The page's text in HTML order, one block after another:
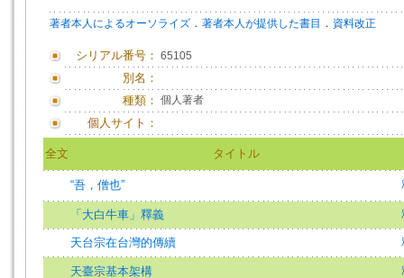
著者本人によるオーソライズ ． 著者本人が提供した書目 ． 資料改正
シリアル番号： 65105
別名：
種類： 個人著者
個人サイト：
全文 タイトル
“吾，僧也”
「大白牛車」釋義
天台宗在台灣的傳續
天臺宗基本架構